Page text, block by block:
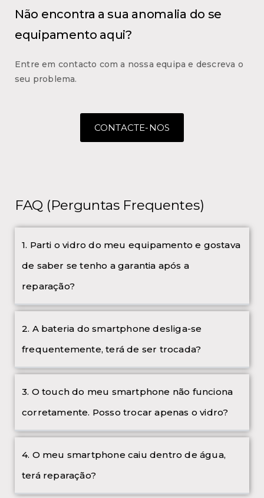
Não encontra a sua anomalia do se
equipamento aqui?
Entre em contacto com a nossa equipa e descreva o
seu problema.
CONTACTE-NOS
FAQ (Perguntas Frequentes)
1. Parti o vidro do meu equipamento e gostava
de saber se tenho a garantia após a
reparação?
2. A bateria do smartphone desliga-se
frequentemente, terá de ser trocada?
3. O touch do meu smartphone não funciona
corretamente. Posso trocar apenas o vidro?
4. O meu smartphone caiu dentro de água,
terá reparação?